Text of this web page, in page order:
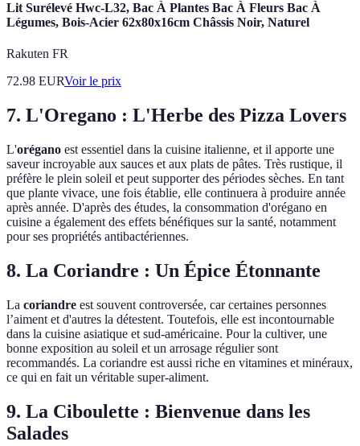
Lit Surélevé Hwc-L32, Bac À Plantes Bac À Fleurs Bac À
Légumes, Bois-Acier 62x80x16cm Châssis Noir, Naturel
Rakuten FR
72.98 EURVoir le prix
7. L'Oregano : L'Herbe des Pizza Lovers
L'orégano est essentiel dans la cuisine italienne, et il apporte une
saveur incroyable aux sauces et aux plats de pâtes. Très rustique, il
préfère le plein soleil et peut supporter des périodes sèches. En tant
que plante vivace, une fois établie, elle continuera à produire année
après année. D'après des études, la consommation d'orégano en
cuisine a également des effets bénéfiques sur la santé, notamment
pour ses propriétés antibactériennes.
8. La Coriandre : Un Épice Étonnante
La coriandre est souvent controversée, car certaines personnes
l’aiment et d'autres la détestent. Toutefois, elle est incontournable
dans la cuisine asiatique et sud-américaine. Pour la cultiver, une
bonne exposition au soleil et un arrosage régulier sont
recommandés. La coriandre est aussi riche en vitamines et minéraux,
ce qui en fait un véritable super-aliment.
9. La Ciboulette : Bienvenue dans les
Salades